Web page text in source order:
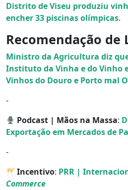
Distrito de Viseu produziu
encher 33 piscinas olímpicas.
Recomendação de
Ministro da Agricultura diz
Instituto da Vinha e do Vinho
Vinhos do Douro e Porto mal
⁃
Podcast | Mãos na Massa:
Exportação em Mercados de
⁃
Incentivo: PRR |
Commerce